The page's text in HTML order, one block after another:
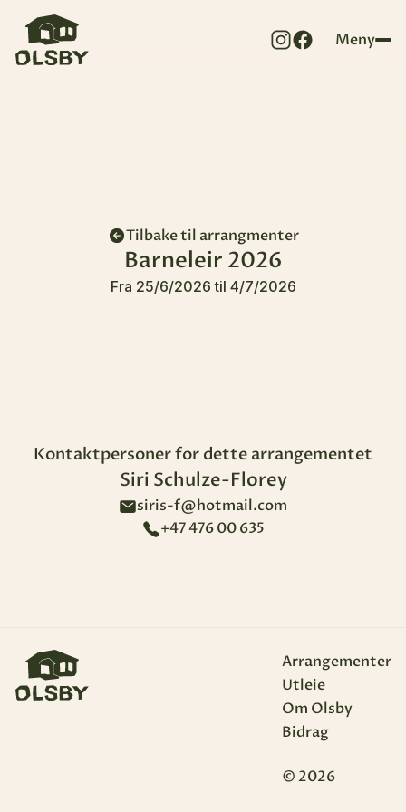
Meny
Tilbake til arrangmenter
Barneleir 2026
Fra 25/6/2026 til 4/7/2026
Kontaktpersoner for dette arrangementet
Siri Schulze-Florey
siris-f@hotmail.com
+47 476 00 635
Arrangementer
Utleie
Om Olsby
Bidrag
© 2026